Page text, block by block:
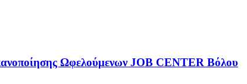
Ωφελούμενων JOB CENTER Βόλου